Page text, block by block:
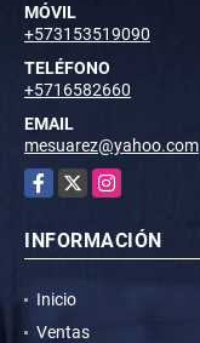
MÓVIL
+573153519090
TELÉFONO
+5716582660
EMAIL
mesuarez@yahoo.com
Facebook
X Instagram
INFORMACIÓN
Inicio
Ventas